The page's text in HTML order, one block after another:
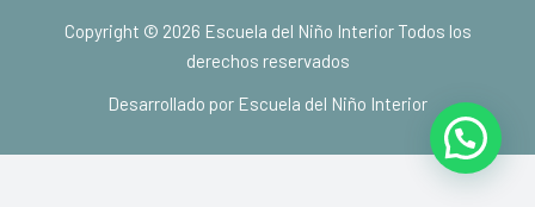
Copyright © 2026 Escuela del Niño Interior Todos los
derechos reservados
Desarrollado por Escuela del Niño Interior